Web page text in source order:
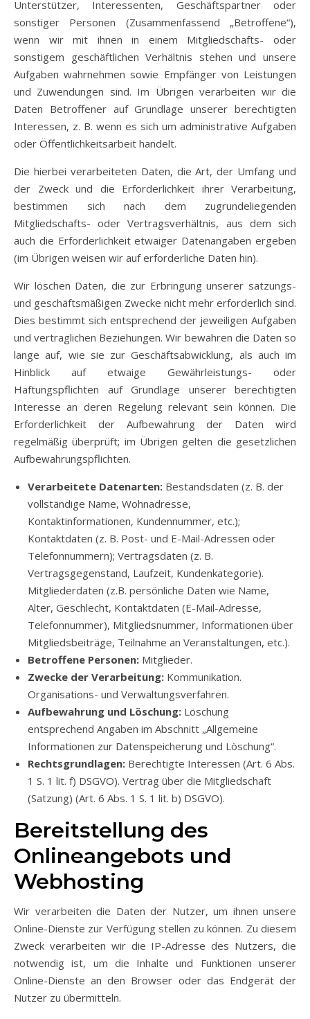
Unterstützer, Interessenten, Geschäftspartner oder
sonstiger Personen (Zusammenfassend „Betroffene“),
wenn wir mit ihnen in einem Mitgliedschafts- oder
sonstigem geschäftlichen Verhältnis stehen und unsere
Aufgaben wahrnehmen sowie Empfänger von Leistungen
und Zuwendungen sind. Im Übrigen verarbeiten wir die
Daten Betroffener auf Grundlage unserer berechtigten
Interessen, z. B. wenn es sich um administrative Aufgaben
oder Öffentlichkeitsarbeit handelt.
Die hierbei verarbeiteten Daten, die Art, der Umfang und
der Zweck und die Erforderlichkeit ihrer Verarbeitung,
bestimmen sich nach dem zugrundeliegenden
Mitgliedschafts- oder Vertragsverhältnis, aus dem sich
auch die Erforderlichkeit etwaiger Datenangaben ergeben
(im Übrigen weisen wir auf erforderliche Daten hin).
Wir löschen Daten, die zur Erbringung unserer satzungs-
und geschäftsmäßigen Zwecke nicht mehr erforderlich sind.
Dies bestimmt sich entsprechend der jeweiligen Aufgaben
und vertraglichen Beziehungen. Wir bewahren die Daten so
lange auf, wie sie zur Geschäftsabwicklung, als auch im
Hinblick auf etwaige Gewährleistungs- oder
Haftungspflichten auf Grundlage unserer berechtigten
Interesse an deren Regelung relevant sein können. Die
Erforderlichkeit der Aufbewahrung der Daten wird
regelmäßig überprüft; im Übrigen gelten die gesetzlichen
Aufbewahrungspflichten.
Verarbeitete Datenarten: Bestandsdaten (z. B. der
vollständige Name, Wohnadresse,
Kontaktinformationen, Kundennummer, etc.);
Kontaktdaten (z. B. Post- und E-Mail-Adressen oder
Telefonnummern); Vertragsdaten (z. B.
Vertragsgegenstand, Laufzeit, Kundenkategorie).
Mitgliederdaten (z.B. persönliche Daten wie Name,
Alter, Geschlecht, Kontaktdaten (E-Mail-Adresse,
Telefonnummer), Mitgliedsnummer, Informationen über
Mitgliedsbeiträge, Teilnahme an Veranstaltungen, etc.).
Betroffene Personen: Mitglieder.
Zwecke der Verarbeitung: Kommunikation.
Organisations- und Verwaltungsverfahren.
Aufbewahrung und Löschung: Löschung
entsprechend Angaben im Abschnitt „Allgemeine
Informationen zur Datenspeicherung und Löschung“.
Rechtsgrundlagen: Berechtigte Interessen (Art. 6 Abs.
1 S. 1 lit. f) DSGVO). Vertrag über die Mitgliedschaft
(Satzung) (Art. 6 Abs. 1 S. 1 lit. b) DSGVO).
Bereitstellung des
Onlineangebots und
Webhosting
Wir verarbeiten die Daten der Nutzer, um ihnen unsere
Online-Dienste zur Verfügung stellen zu können. Zu diesem
Zweck verarbeiten wir die IP-Adresse des Nutzers, die
notwendig ist, um die Inhalte und Funktionen unserer
Online-Dienste an den Browser oder das Endgerät der
Nutzer zu übermitteln.